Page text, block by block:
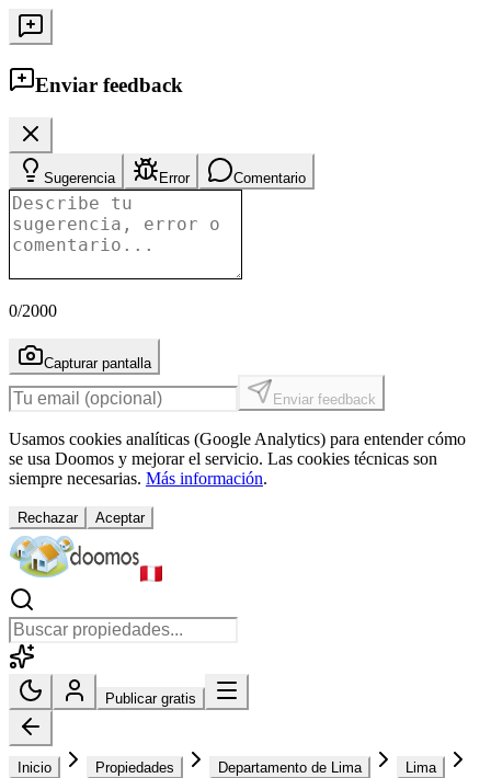
Enviar feedback
Sugerencia Error Comentario
0/2000
Capturar pantalla
Enviar feedback
Usamos cookies analíticas (Google Analytics) para entender cómo
se usa Doomos y mejorar el servicio. Las cookies técnicas son
siempre necesarias. Más información.
Rechazar Aceptar
Publicar gratis
Inicio Propiedades Departamento de Lima Lima